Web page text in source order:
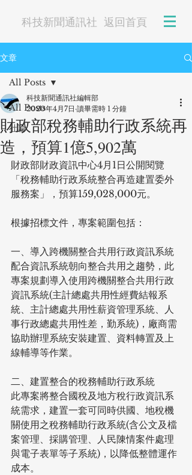
科技新聞通訊社 返回首頁
文章
All Posts
社論
All Posts
財政部稅務輔助行政系統再
造，預算1億5,902萬
科技新聞通訊社編輯部
2020年4月7日 讀畢需時 1 分鐘
財政部財政資訊中心4月1日公開閱覽
「稅務輔助行政系統整合再造建置委外
服務案」，預算159,028,000元。
根據招標文件，專案範圍包括：
一、導入跨機關整合共用行政資訊系統
配合資訊系統朝向整合共用之趨勢，此
專案規劃導入使用跨機關整合共用行政
資訊系統(主計總處共用性經費結報系
統、主計總處共用性薪資管理系統、人
事行政總處共用性差，勤系統)，廠商需
協助辦理系統安裝建置、資料轉置及上
線輔導等作業。
二、建置整合的稅務輔助行政系統
此專案將整合國稅及地方稅行政資訊系
統需求，建置一套可同時供國、地稅機
關使用之稅務輔助行政系統(含公文及檔
案管理、採購管理、人民陳情案件處理
與電子表單等子系統)，以降低整體運作
成本。